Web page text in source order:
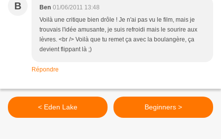
B Ben 01/06/2011 13:48
Voilà une critique bien drôle ! Je n'ai pas vu le film, mais je
trouvais l'idée amusante, je suis refroidi mais le sourire aux
lèvres. <br /> Voilà que tu remet ça avec la boulangère, ça
devient flippant là ;)
Répondre
< Eden Lake Beginners >